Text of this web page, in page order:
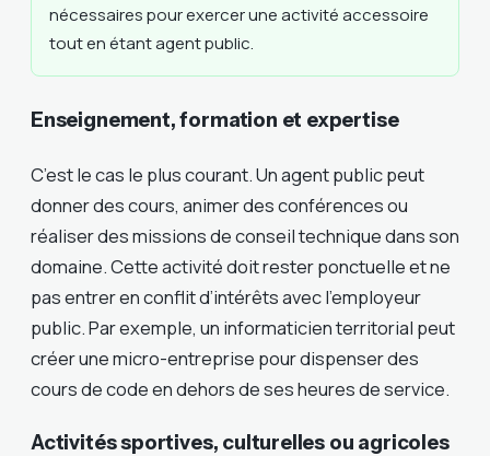
nécessaires pour exercer une activité accessoire
tout en étant agent public.
Enseignement, formation et expertise
C’est le cas le plus courant. Un agent public peut
donner des cours, animer des conférences ou
réaliser des missions de conseil technique dans son
domaine. Cette activité doit rester ponctuelle et ne
pas entrer en conflit d’intérêts avec l’employeur
public. Par exemple, un informaticien territorial peut
créer une micro-entreprise pour dispenser des
cours de code en dehors de ses heures de service.
Activités sportives, culturelles ou agricoles